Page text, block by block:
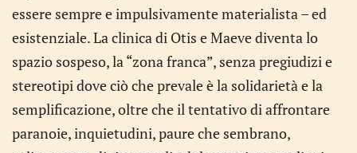
essere sempre e impulsivamente materialista – ed
esistenziale. La clinica di Otis e Maeve diventa lo
spazio sospeso, la “zona franca”, senza pregiudizi e
stereotipi dove ciò che prevale è la solidarietà e la
semplificazione, oltre che il tentativo di affrontare
paranoie, inquietudini, paure che sembrano,